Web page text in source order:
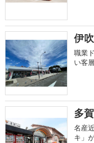
伊
職業
い客
多
名産
キ」